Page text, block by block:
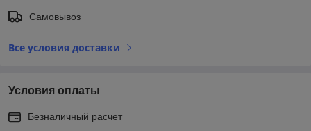
Самовывоз
Все условия доставки
Условия оплаты
Безналичный расчет